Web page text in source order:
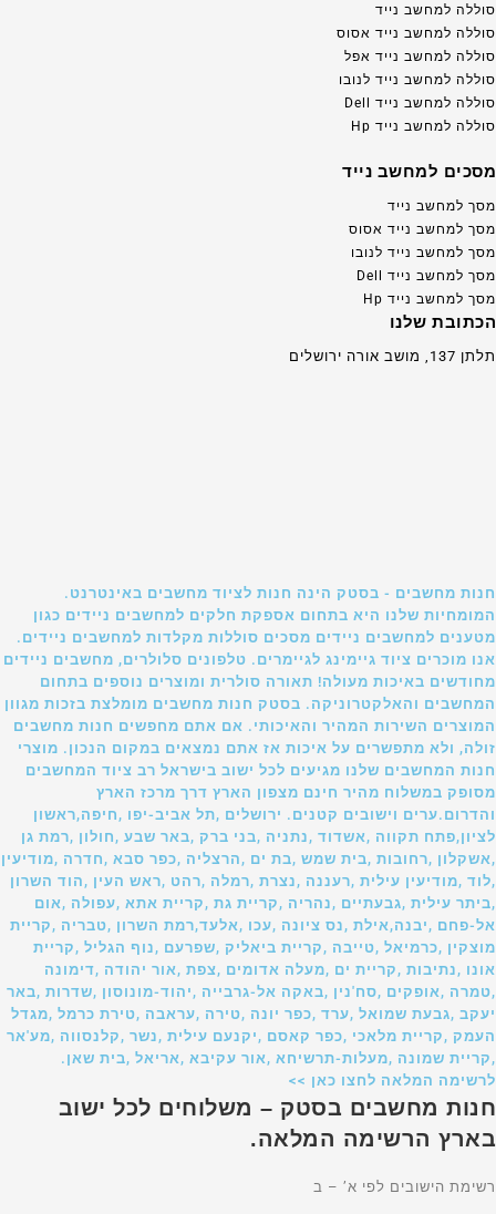
סוללה למחשב נייד
סוללה למחשב נייד אסוס
סוללה למחשב נייד אפל
סוללה למחשב נייד לנובו
סוללה למחשב נייד Dell
סוללה למחשב נייד Hp
מסכים למחשב נייד
מסך למחשב נייד
מסך למחשב נייד אסוס
מסך למחשב נייד לנובו
מסך למחשב נייד Dell
מסך למחשב נייד Hp
הכתובת שלנו
תלתן 137, מושב אורה ירושלים
חנות מחשבים - בסטק הינה חנות לציוד מחשבים באינטרנט.
המומחיות שלנו היא בתחום אספקת חלקים למחשבים ניידים כגון
מטענים למחשבים ניידים מסכים סוללות מקלדות למחשבים ניידים.
אנו מוכרים ציוד גיימינג לגיימרים. טלפונים סלולרים, מחשבים ניידים
מחודשים באיכות מעולה! תאורה סולרית ומוצרים נוספים בתחום
המחשבים והאלקטרוניקה. בסטק חנות מחשבים מומלצת בזכות מגוון
המוצרים השירות המהיר והאיכותי. אם אתם מחפשים חנות מחשבים
זולה, ולא מתפשרים על איכות אז אתם נמצאים במקום הנכון. מוצרי
חנות המחשבים שלנו מגיעים לכל ישוב בישראל רב ציוד המחשבים
מסופק במשלוח מהיר חינם מצפון הארץ דרך מרכז הארץ
והדרום.ערים וישובים קטנים. ירושלים ,תל אביב-יפו ,חיפה,ראשון
לציון,פתח תקווה ,אשדוד ,נתניה ,בני ברק ,באר שבע ,חולון ,רמת גן
,אשקלון ,רחובות ,בית שמש ,בת ים ,הרצליה ,כפר סבא ,חדרה ,מודיעין
,לוד ,מודיעין עילית ,רעננה ,נצרת ,רמלה ,רהט ,ראש העין ,הוד השרון
,ביתר עילית ,גבעתיים ,נהריה ,קריית גת ,קריית אתא ,עפולה ,אום
אל-פחם ,יבנה,אילת ,נס ציונה ,עכו ,אלעד,רמת השרון ,טבריה ,קריית
מוצקין ,כרמיאל ,טייבה ,קריית ביאליק ,שפרעם ,נוף הגליל ,קריית
אונו ,נתיבות ,קריית ים ,מעלה אדומים ,צפת ,אור יהודה ,דימונה
,טמרה ,אופקים ,סח'נין ,באקה אל-גרבייה ,יהוד-מונוסון ,שדרות ,באר
יעקב ,גבעת שמואל ,ערד ,כפר יונה ,טירה ,עראבה ,טירת כרמל ,מגדל
העמק ,קריית מלאכי ,כפר קאסם ,יקנעם עילית ,נשר ,קלנסווה ,מע'אר
,קריית שמונה ,מעלות-תרשיחא ,אור עקיבא ,אריאל ,בית שאן.
לרשימה המלאה לחצו כאן >>
חנות מחשבים בסטק – משלוחים לכל ישוב
בארץ הרשימה המלאה.
רשימת הישובים לפי א’ – ב